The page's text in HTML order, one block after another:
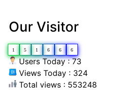
Our Visitor
1 5 1 6 6 6
Users Today : 73
Views Today : 324
Total views : 553248